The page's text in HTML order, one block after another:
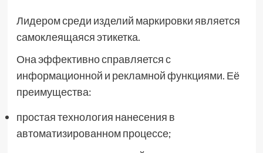
Лидером среди изделий маркировки является
самоклеящаяся этикетка.
Она эффективно справляется с
информационной и рекламной функциями. Её
преимущества:
простая технология нанесения в
автоматизированном процессе;